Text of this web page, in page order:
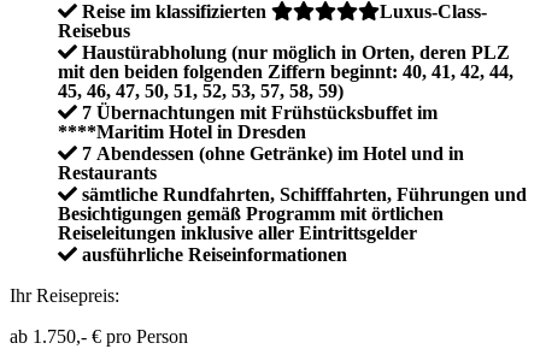
Reise im klassifizierten
Luxus-Class-
Reisebus
Haustürabholung (nur möglich in Orten, deren PLZ
mit den beiden folgenden Ziffern beginnt: 40, 41, 42, 44,
45, 46, 47, 50, 51, 52, 53, 57, 58, 59)
7 Übernachtungen mit Frühstücksbuffet im
****Maritim Hotel in Dresden
7 Abendessen (ohne Getränke) im Hotel und in
Restaurants
sämtliche Rundfahrten, Schifffahrten, Führungen und
Besichtigungen gemäß Programm mit örtlichen
Reiseleitungen inklusive aller Eintrittsgelder
ausführliche Reiseinformationen
Ihr Reisepreis:
ab 1.750,- € pro Person